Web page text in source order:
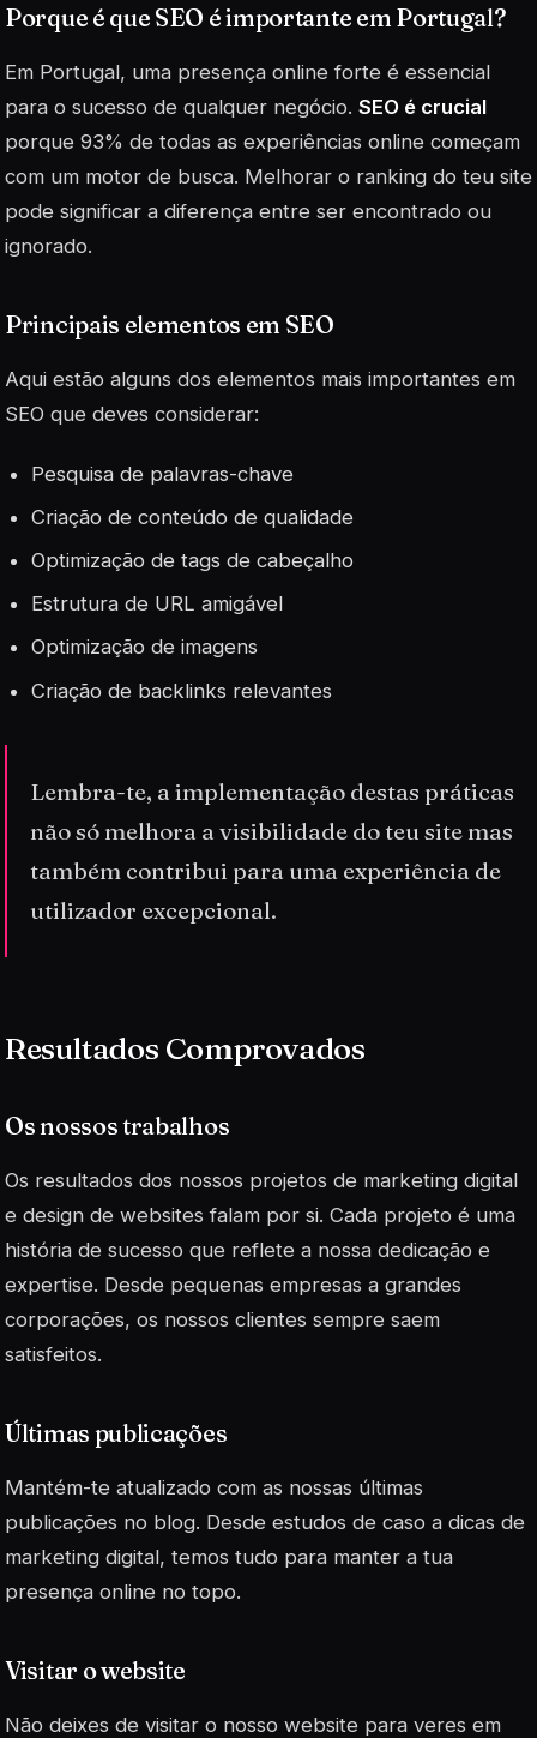
Porque é que SEO é importante em Portugal?
Em Portugal, uma presença online forte é essencial
para o sucesso de qualquer negócio. SEO é crucial
porque 93% de todas as experiências online começam
com um motor de busca. Melhorar o ranking do teu site
pode significar a diferença entre ser encontrado ou
ignorado.
Principais elementos em SEO
Aqui estão alguns dos elementos mais importantes em
SEO que deves considerar:
Pesquisa de palavras-chave
Criação de conteúdo de qualidade
Optimização de tags de cabeçalho
Estrutura de URL amigável
Optimização de imagens
Criação de backlinks relevantes
Lembra-te, a implementação destas práticas
não só melhora a visibilidade do teu site mas
também contribui para uma experiência de
utilizador excepcional.
Resultados Comprovados
Os nossos trabalhos
Os resultados dos nossos projetos de marketing digital
e design de websites falam por si. Cada projeto é uma
história de sucesso que reflete a nossa dedicação e
expertise. Desde pequenas empresas a grandes
corporações, os nossos clientes sempre saem
satisfeitos.
Últimas publicações
Mantém-te atualizado com as nossas últimas
publicações no blog. Desde estudos de caso a dicas de
marketing digital, temos tudo para manter a tua
presença online no topo.
Visitar o website
Não deixes de visitar o nosso website para veres em